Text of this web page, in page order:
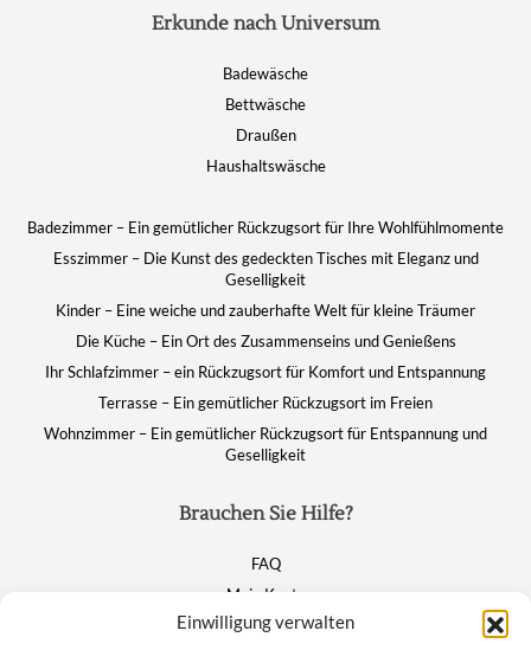
Einwilligung verwalten
Brauchen Sie Hilfe?
FAQ
Mein Konto
Warenkorb
Erkunde nach Universum
Badewäsche
Bettwäsche
Draußen
Haushaltswäsche
Badezimmer – Ein gemütlicher Rückzugsort für Ihre Wohlfühlmomente
Esszimmer – Die Kunst des gedeckten Tisches mit Eleganz und
Geselligkeit
Kinder – Eine weiche und zauberhafte Welt für kleine Träumer
Die Küche – Ein Ort des Zusammenseins und Genießens
Ihr Schlafzimmer – ein Rückzugsort für Komfort und Entspannung
Terrasse – Ein gemütlicher Rückzugsort im Freien
Wohnzimmer – Ein gemütlicher Rückzugsort für Entspannung und
Geselligkeit